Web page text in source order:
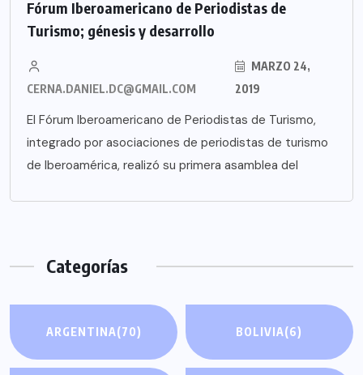
Fórum Iberoamericano de Periodistas de
Turismo; génesis y desarrollo
CERNA.DANIEL.DC@GMAIL.COM
MARZO 24,
2019
El Fórum Iberoamericano de Periodistas de Turismo,
integrado por asociaciones de periodistas de turismo
de Iberoamérica, realizó su primera asamblea del
Categorías
ARGENTINA(70) BOLIVIA(6)